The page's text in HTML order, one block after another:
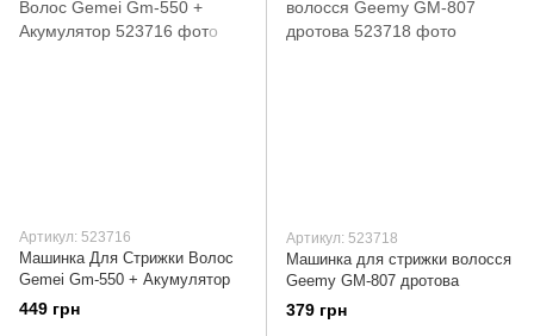
Артикул: 523716
Машинка Для Стрижки Волос
Gemei Gm-550 + Акумулятор
449 грн
Артикул: 523718
Машинка для стрижки волосся
Geemy GM-807 дротова
379 грн